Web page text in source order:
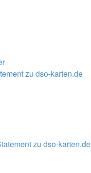
zu dso-karten.de
zu dso-karten.de